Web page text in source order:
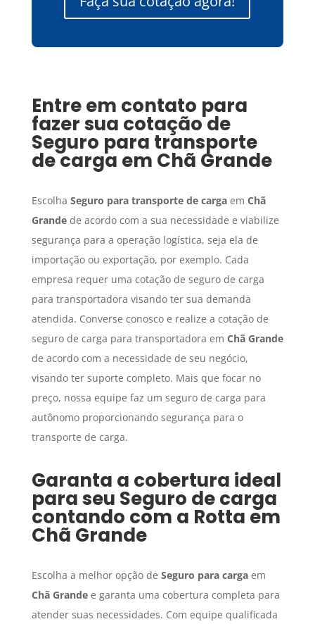
Entre em contato para
fazer sua cotação de
Seguro para transporte
de carga em Chã Grande
Escolha Seguro para transporte de cargaem Chã
Grandede acordo com a sua necessidade e viabilize
segurança para a operação logística, seja ela de
importação ou exportação, por exemplo. Cada
empresa requer uma cotação de seguro de carga
para transportadora visando ter sua demanda
atendida. Converse conosco e realize a cotação de
seguro de carga para transportadora em Chã Grande
de acordo com a necessidade de seu negócio,
visando ter suporte completo. Mais que focar no
preço, nossa equipe faz um seguro de carga para
autônomo proporcionando segurança para o
transporte de carga.
Garanta a cobertura ideal
para seu Seguro de carga
contando com a Rotta em
Chã Grande
Escolha a melhor opção de Seguro para cargaem
Chã Grandee garanta uma cobertura completa para
atender suas necessidades. Com equipe qualificada